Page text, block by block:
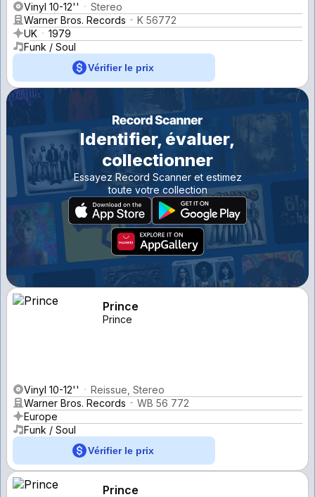
Vinyl 10-12''
Stereo
Warner Bros. Records
K 56772
UK
1979
Funk / Soul
Vérifier le prix
Identifier, évaluer,
collectionner
Essayez Record Scanner et estimez
toute votre collection
Prince
Prince
Vinyl 10-12''
Reissue, Stereo
Warner Bros. Records
WB 56 772
Europe
Funk / Soul
Vérifier le prix
Prince